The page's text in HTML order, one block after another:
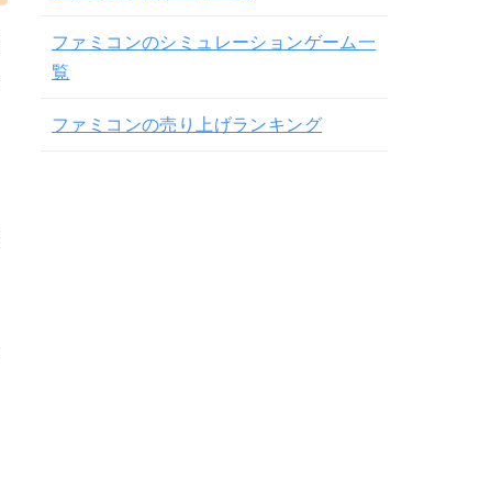
ファミコンのシミュレーションゲーム一
覧
ファミコンの売り上げランキング